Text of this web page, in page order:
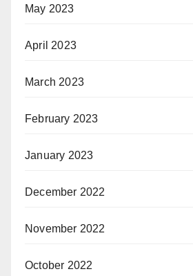
May 2023
April 2023
March 2023
February 2023
January 2023
December 2022
November 2022
October 2022